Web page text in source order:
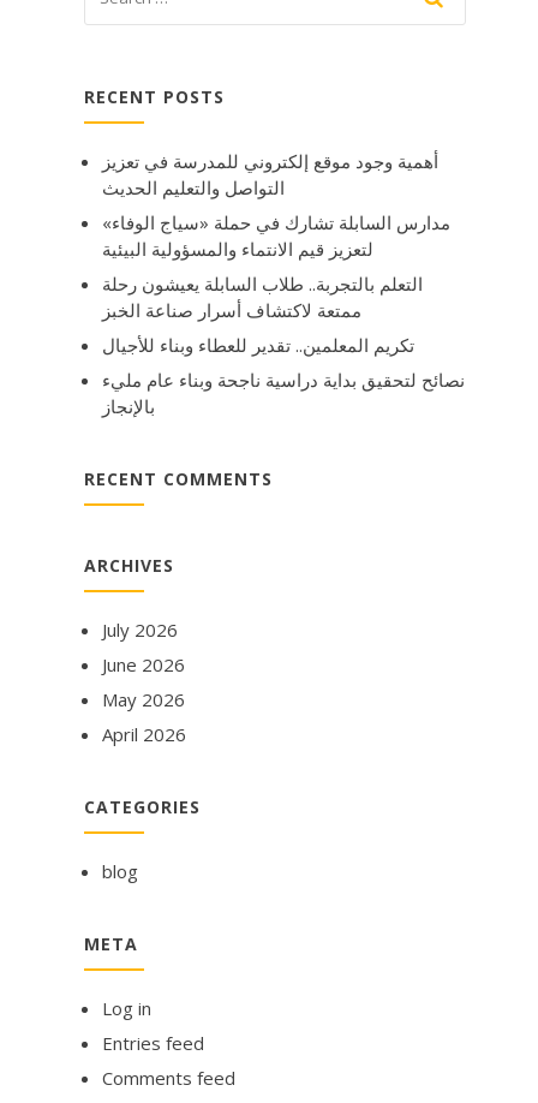
RECENT POSTS
أهمية وجود موقع إلكتروني للمدرسة في تعزيز
التواصل والتعليم الحديث
مدارس السابلة تشارك في حملة «سياج الوفاء»
لتعزيز قيم الانتماء والمسؤولية البيئية
التعلم بالتجربة.. طلاب السابلة يعيشون رحلة
ممتعة لاكتشاف أسرار صناعة الخبز
تكريم المعلمين.. تقدير للعطاء وبناء للأجيال
نصائح لتحقيق بداية دراسية ناجحة وبناء عام مليء
بالإنجاز
RECENT COMMENTS
ARCHIVES
July 2026
June 2026
May 2026
April 2026
CATEGORIES
blog
META
Log in
Entries feed
Comments feed